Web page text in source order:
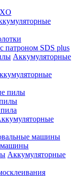
патроном SDS plus
Аккумуляторные
машины
Аккумуляторные